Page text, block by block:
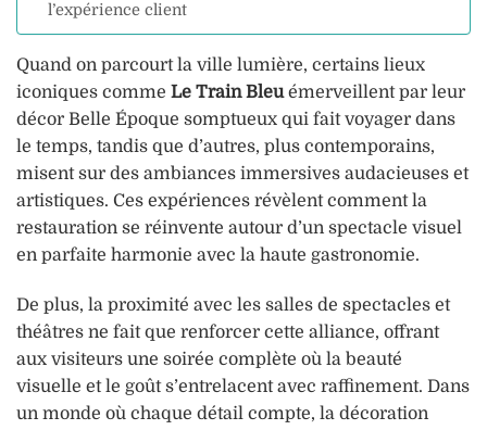
l’expérience client
Quand on parcourt la ville lumière, certains lieux
iconiques comme Le Train Bleuémerveillent par leur
décor Belle Époque somptueux qui fait voyager dans
le temps, tandis que d’autres, plus contemporains,
misent sur des ambiances immersives audacieuses et
artistiques. Ces expériences révèlent comment la
restauration se réinvente autour d’un spectacle visuel
en parfaite harmonie avec la haute gastronomie.
De plus, la proximité avec les salles de spectacles et
théâtres ne fait que renforcer cette alliance, offrant
aux visiteurs une soirée complète où la beauté
visuelle et le goût s’entrelacent avec raffinement. Dans
un monde où chaque détail compte, la décoration